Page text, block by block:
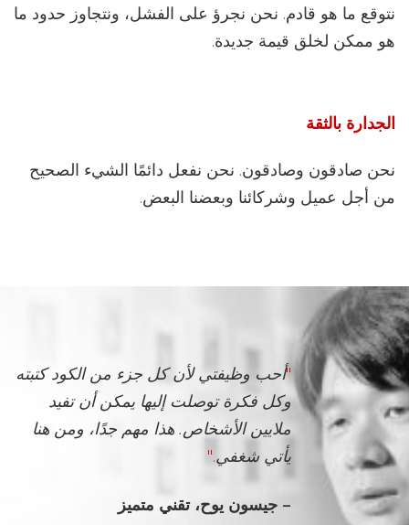
نتوقع ما هو قادم. نحن نجرؤ على الفشل، ونتجاوز حدود ما
هو ممكن لخلق قيمة جديدة.
الجدارة بالثقة
نحن صادقون وصادقون. نحن نفعل دائمًا الشيء الصحيح
من أجل عميل وشركائنا وبعضنا البعض.
"أحب وظيفتي لأن كل جزء من الكود كتبته
وكل فكرة توصلت إليها يمكن أن تفيد
ملايين الأشخاص. هذا مهم جدًا، ومن هنا
يأتي شغفي."
– جيسون يوح، تقني متميز